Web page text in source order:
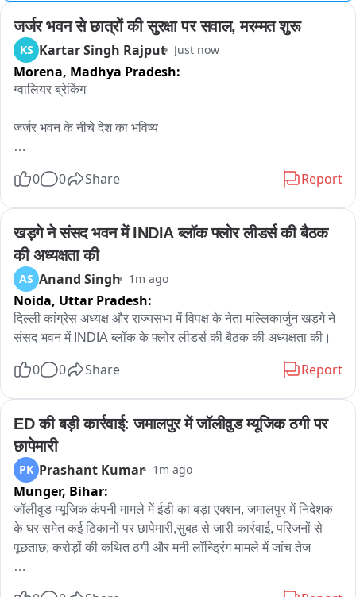
जर्जर भवन से छात्रों की सुरक्षा पर सवाल, मरम्मत शुरू
KS Kartar Singh Rajput Just now
Morena, Madhya Pradesh:
ग्वालियर ब्रेकिंग
जर्जर भवन के नीचे देश का भविष्य
खतरा
पढ़ाई के दौरान छत और दीवारों से लगातार गिर रहा प्लास्टर कंक्रीट
स्कूल का वीडियो सोशल मीडिया पर वायरल
बच्चों की सुरक्षा पर उठे सवाल
वीडियो में क्लासरूम के अंदर बेंचों पर बिखरा मलबा साफ दिखाई दिया
स्थानीय लोगों ने भवन की हालत को बताया बेहद खतरनाक
शिक्षा विभाग के अधिकारियों ने वीडियो पुराना बताया
बच्चों को दूसरे भवन में शिफ्ट करने की बात भी सामने आई
प्राचार्य की रिपोर्ट पर स्कूल भवन की मरम्मत का काम शुरू
जल्द दीवारों और छत की मरम्मत कर भवन को सुरक्षित बनाने का दावा
0 0 Share Report
खड़गे ने संसद भवन में INDIA ब्लॉक फ्लोर लीडर्स की बैठक
की अध्यक्षता की
AS Anand Singh 1m ago
Noida, Uttar Pradesh:
दिल्ली कांग्रेस अध्यक्ष और राज्यसभा में विपक्ष के नेता मल्लिकार्जुन खड़गे ने
संसद भवन में INDIA ब्लॉक के फ्लोर लीडर्स की बैठक की अध्यक्षता की।
0 0 Share Report
ED की बड़ी कार्रवाई: जमालपुर में जॉलीवुड म्यूजिक ठगी पर
छापेमारी
PK Prashant Kumar 1m ago
Munger, Bihar:
जॉलीवुड म्यूजिक कंपनी मामले में ईडी का बड़ा एक्शन, जमालपुर में निदेशक
के घर समेत कई ठिकानों पर छापेमारी,सुबह से जारी कार्रवाई, परिजनों से
पूछताछ; करोड़ों की कथित ठगी और मनी लॉन्ड्रिंग मामले में जांच तेज